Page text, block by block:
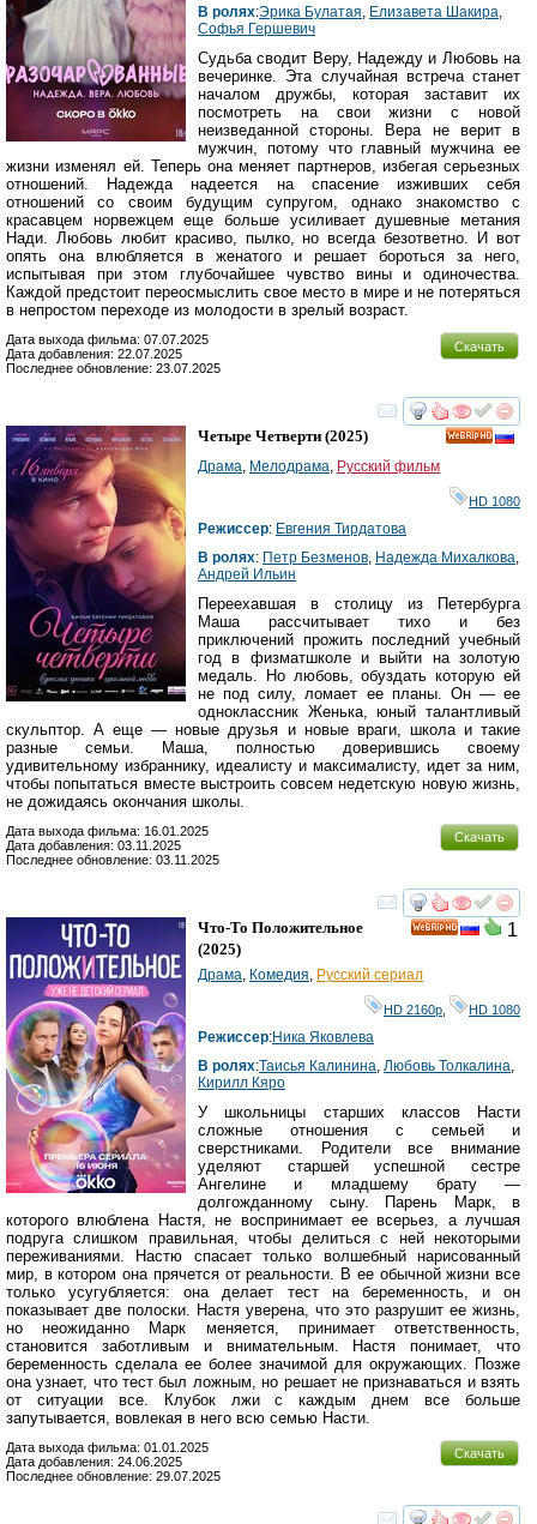
В ролях:Эрика Булатая, Елизавета Шакира,
Софья Гершевич
Судьба сводит Веру, Надежду и Любовь на
вечеринке. Эта случайная встреча станет
началом дружбы, которая заставит их
посмотреть на свои жизни с новой
неизведанной стороны. Вера не верит в
мужчин, потому что главный мужчина ее
жизни изменял ей. Теперь она меняет партнеров, избегая серьезных
отношений. Надежда надеется на спасение изживших себя
отношений со своим будущим супругом, однако знакомство с
красавцем норвежцем еще больше усиливает душевные метания
Нади. Любовь любит красиво, пылко, но всегда безответно. И вот
опять она влюбляется в женатого и решает бороться за него,
испытывая при этом глубочайшее чувство вины и одиночества.
Каждой предстоит переосмыслить свое место в мире и не потеряться
в непростом переходе из молодости в зрелый возраст.
Скачать
Дата выхода фильма: 07.07.2025
Дата добавления: 22.07.2025
Последнее обновление: 23.07.2025
смотреть
Четыре Четверти (2025)
Драма, Мелодрама, Русский фильм
HD 1080
Режиссер: Евгения Тирдатова
В ролях: Петр Безменов, Надежда Михалкова,
Андрей Ильин
Переехавшая в столицу из Петербурга
Маша рассчитывает тихо и без
приключений прожить последний учебный
год в физматшколе и выйти на золотую
медаль. Но любовь, обуздать которую ей
не под силу, ломает ее планы. Он — ее
одноклассник Женька, юный талантливый
скульптор. А еще — новые друзья и новые враги, школа и такие
разные семьи. Маша, полностью доверившись своему
удивительному избраннику, идеалисту и максималисту, идет за ним,
чтобы попытаться вместе выстроить совсем недетскую новую жизнь,
не дожидаясь окончания школы.
Скачать
Дата выхода фильма: 16.01.2025
Дата добавления: 03.11.2025
Последнее обновление: 03.11.2025
смотреть
1
Что-То Положительное
(2025)
Драма, Комедия, Русский сериал
HD 2160р HD 1080
Режиссер:Ника Яковлева
В ролях:Таисья Калинина, Любовь Толкалина,
Кирилл Кяро
У школьницы старших классов Насти
сложные отношения с семьей и
сверстниками. Родители все внимание
уделяют старшей успешной сестре
Ангелине и младшему брату —
долгожданному сыну. Парень Марк, в
которого влюблена Настя, не воспринимает ее всерьез, а лучшая
подруга слишком правильная, чтобы делиться с ней некоторыми
переживаниями. Настю спасает только волшебный нарисованный
мир, в котором она прячется от реальности. В ее обычной жизни все
только усугубляется: она делает тест на беременность, и он
показывает две полоски. Настя уверена, что это разрушит ее жизнь,
но неожиданно Марк меняется, принимает ответственность,
становится заботливым и внимательным. Настя понимает, что
беременность сделала ее более значимой для окружающих. Позже
она узнает, что тест был ложным, но решает не признаваться и взять
от ситуации все. Клубок лжи с каждым днем все больше
запутывается, вовлекая в него всю семью Насти.
Скачать
Дата выхода фильма: 01.01.2025
Дата добавления: 24.06.2025
Последнее обновление: 29.07.2025